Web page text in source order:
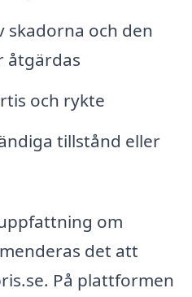
skadorna och den
åtgärdas
och rykte
tillstånd eller
om
det att
På plattformen